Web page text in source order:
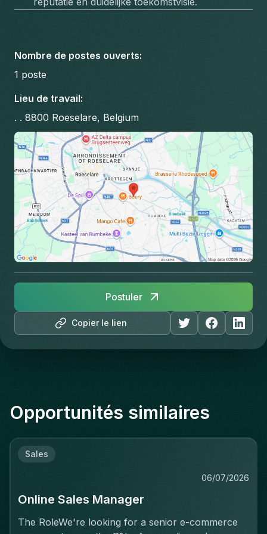
Nombre de postes ouverts:
1 poste
Lieu de travail:
. . 8800 Roeselare, Belgium
Copier le lien
Postuler
Opportunités similaires
Sales
06/07/2026
Online Sales Manager
The RoleWe're looking for a senior e-commerce